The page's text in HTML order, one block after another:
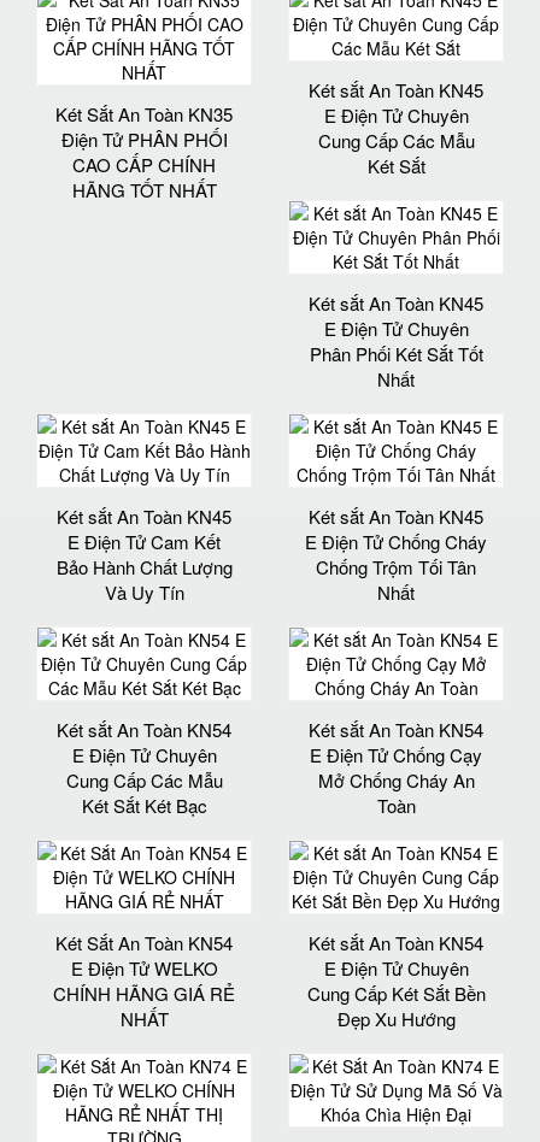
Két Sắt An Toàn KN35
Điện Tử PHÂN PHỐI
CAO CẤP CHÍNH
HÃNG TỐT NHẤT
Két sắt An Toàn KN45
E Điện Tử Chuyên
Cung Cấp Các Mẫu
Két Sắt
Két sắt An Toàn KN45
E Điện Tử Chuyên
Phân Phối Két Sắt Tốt
Nhất
Két sắt An Toàn KN45
E Điện Tử Cam Kết
Bảo Hành Chất Lượng
Và Uy Tín
Két sắt An Toàn KN45
E Điện Tử Chống Cháy
Chống Trộm Tối Tân
Nhất
Két sắt An Toàn KN54
E Điện Tử Chuyên
Cung Cấp Các Mẫu
Két Sắt Két Bạc
Két sắt An Toàn KN54
E Điện Tử Chống Cạy
Mở Chống Cháy An
Toàn
Két Sắt An Toàn KN54
E Điện Tử WELKO
CHÍNH HÃNG GIÁ RẺ
NHẤT
Két sắt An Toàn KN54
E Điện Tử Chuyên
Cung Cấp Két Sắt Bền
Đẹp Xu Hướng